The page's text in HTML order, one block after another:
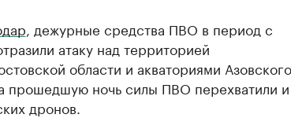
, дежурные средства ПВО в период с
атаку над территорией
области и акваториями
прошедшую ночь силы ПВО перехватили и
дронов.